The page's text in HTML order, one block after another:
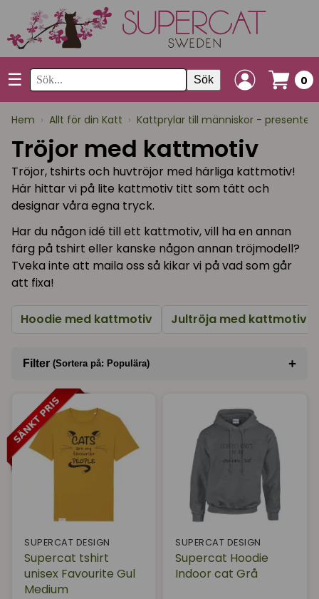
☰ Sök 0
Hem › Allt för din Katt › Kattprylar till människor - presenter
Tröjor med kattmotiv
Tröjor, tshirts och huvtröjor med härliga kattmotiv!
Här hittar vi på lite kattmotiv titt som tätt och
designar våra egna tryck.
Har du någon idé till ett kattmotiv, vill ha en annan
färg på tshirt eller kanske någon annan tröjmodell?
Tveka inte att maila oss så kikar vi på vad som går
att fixa!
Hoodie med kattmotiv Jultröja med kattmotiv
Filter (Sortera på: Populära) +
Sortera på
Varumärke
I lager
SUPERCAT DESIGN
Supercat tshirt
unisex Favourite Gul
Medium
SUPERCAT DESIGN
Supercat Hoodie
Indoor cat Grå